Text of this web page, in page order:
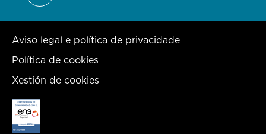
Aviso legal e política de privacidade
Política de cookies
Xestión de cookies